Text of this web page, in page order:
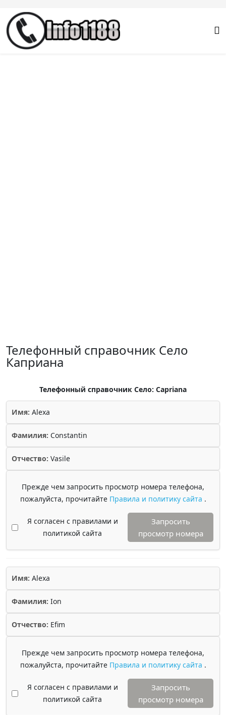
Телефонный справочник Село
Каприана
Телефонный справочник Село: Capriana
Имя: Alexa
Фамилия: Constantin
Отчество: Vasile
Прежде чем запросить просмотр номера телефона,
пожалуйста, прочитайте Правила и политику сайта .
Я согласен с правилами и
политикой сайта
Запросить
просмотр номера
Имя: Alexa
Фамилия: Ion
Отчество: Efim
Прежде чем запросить просмотр номера телефона,
пожалуйста, прочитайте Правила и политику сайта .
Я согласен с правилами и
политикой сайта
Запросить
просмотр номера